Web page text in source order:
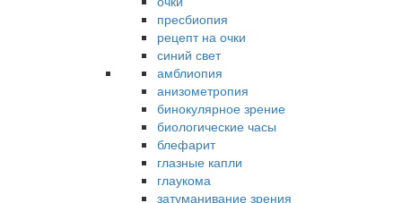
пресбиопия
рецепт на очки
синий свет
амблиопия
анизометропия
бинокулярное зрение
биологические часы
блефарит
глазные капли
глаукома
затуманивание зрения